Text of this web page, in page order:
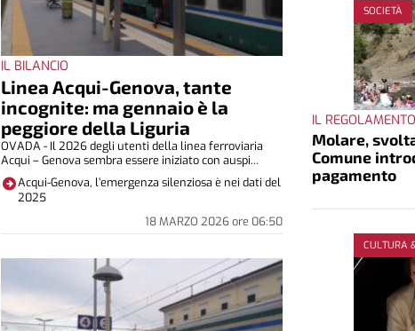
IL BILANCIO
Linea Acqui-Genova, tante
incognite: ma gennaio è la
peggiore della Liguria
18 MARZO 2026ore 06:50
OVADA - Il 2026 degli utenti della linea ferroviaria
Acqui – Genova sembra essere iniziato con auspi...
Acqui-Genova, l’emergenza silenziosa è nei dati del
2025
SOCIETÀ
IL REGOLAMENTO
Molare,
Comune
pagamento
CULTURA